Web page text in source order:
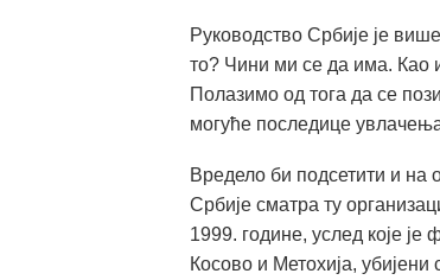
Руководство Србије је
то? Чини ми се да има. Као
Полазимо од тога да се
могуће последице
Вредело би подсетити и
Србије сматра ту
1999. године, услед које је
Косово и Метохија,